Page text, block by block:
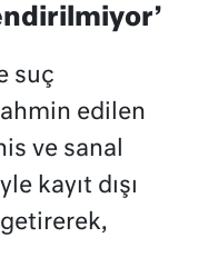
suç
edilen
ve sanal
kayıt dışı